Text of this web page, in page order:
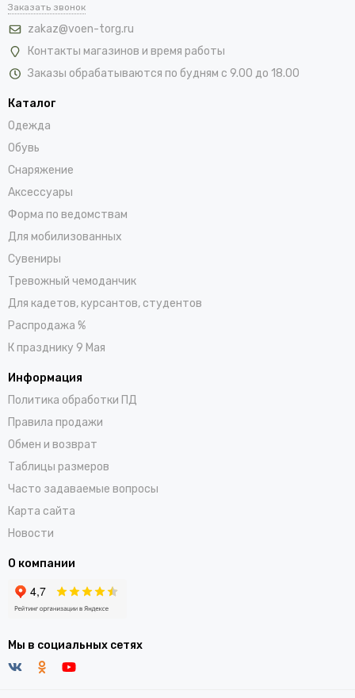
Заказать звонок
zakaz@voen-torg.ru
Контакты магазинов и время работы
Заказы обрабатываются по будням с 9.00 до 18.00
Каталог
Одежда
Обувь
Снаряжение
Аксессуары
Форма по ведомствам
Для мобилизованных
Сувениры
Тревожный чемоданчик
Для кадетов, курсантов, студентов
Распродажа %
К празднику 9 Мая
Информация
Политика обработки ПД
Правила продажи
Обмен и возврат
Таблицы размеров
Часто задаваемые вопросы
Карта сайта
Новости
О компании
Мы в социальных сетях